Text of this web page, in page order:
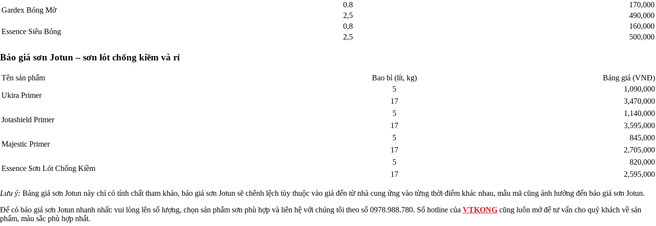
Gardex Bóng Mờ
0.8
170,000
2,5
490,000
Essence Siêu Bóng
0,8
160,000
2,5
500,000
Báo giá sơn Jotun – sơn lót chống kiềm và rỉ
Tên sản phẩm Bao bì (lít, kg) Bảng giá (VNĐ)
Ukira Primer
5
1,090,000
17
3,470,000
Jotashield Primer
5
1,140,000
17
3,595,000
Majestic Primer
5
845,000
17
2,705,000
Essence Sơn Lót Chống Kiềm
5
820,000
17
2,595,000
Lưu ý: Bảng giá sơn Jotun này chỉ có tính chất tham khảo, báo giá sơn Jotun sẽ chênh lệch tùy thuộc vào giá đến từ nhà cung ứng vào từng thời điểm khác nhau, mẫu mã cũng ảnh hưởng đến báo giá sơn Jotun.
Để có báo giá sơn Jotun nhanh nhất: vui lòng lên số lượng, chọn sản phẩm sơn phù hợp và liên hệ với chúng tôi theo số 0978.988.780. Số hotline của VTKONG cũng luôn mở để tư vấn cho quý khách về sản
phẩm, màu sắc phù hợp nhất.